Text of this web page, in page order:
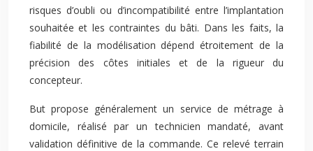
risques d’oubli ou d’incompatibilité entre l’implantation
souhaitée et les contraintes du bâti. Dans les faits, la
fiabilité de la modélisation dépend étroitement de la
précision des côtes initiales et de la rigueur du
concepteur.
But propose généralement un service de métrage à
domicile, réalisé par un technicien mandaté, avant
validation définitive de la commande. Ce relevé terrain